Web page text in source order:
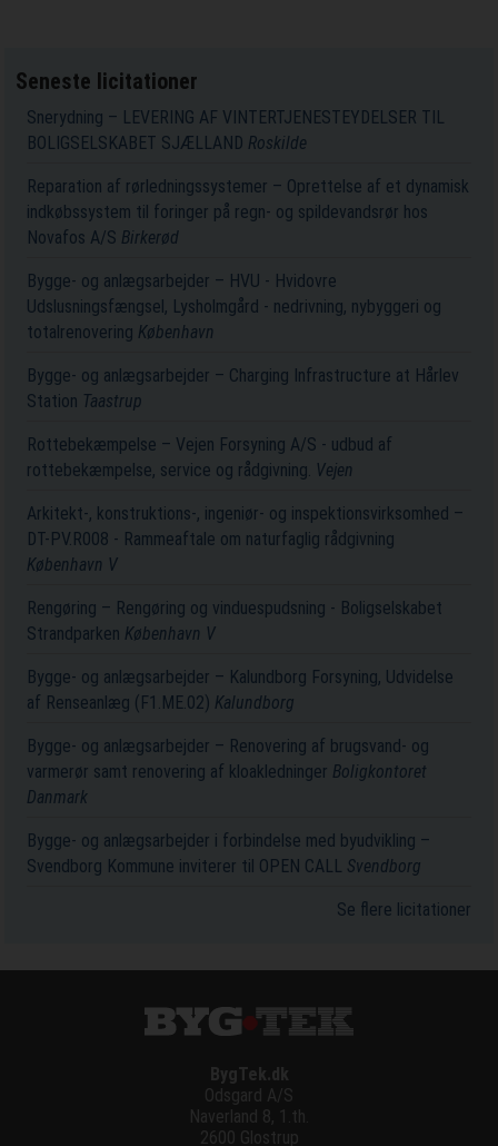
Seneste licitationer
Snerydning – LEVERING AF VINTERTJENESTEYDELSER TIL
BOLIGSELSKABET SJÆLLAND Roskilde
Reparation af rørledningssystemer – Oprettelse af et dynamisk
indkøbssystem til foringer på regn- og spildevandsrør hos
Novafos A/S Birkerød
Bygge- og anlægsarbejder – HVU - Hvidovre
Udslusningsfængsel, Lysholmgård - nedrivning, nybyggeri og
totalrenovering København
Bygge- og anlægsarbejder – Charging Infrastructure at Hårlev
Station Taastrup
Rottebekæmpelse – Vejen Forsyning A/S - udbud af
rottebekæmpelse, service og rådgivning. Vejen
Arkitekt-, konstruktions-, ingeniør- og inspektionsvirksomhed –
DT-PV.R008 - Rammeaftale om naturfaglig rådgivning
København V
Rengøring – Rengøring og vinduespudsning - Boligselskabet
Strandparken København V
Bygge- og anlægsarbejder – Kalundborg Forsyning, Udvidelse
af Renseanlæg (F1.ME.02) Kalundborg
Bygge- og anlægsarbejder – Renovering af brugsvand- og
varmerør samt renovering af kloakledninger Boligkontoret
Danmark
Bygge- og anlægsarbejder i forbindelse med byudvikling –
Svendborg Kommune inviterer til OPEN CALL Svendborg
Se flere licitationer
BygTek.dk
Odsgard A/S
Naverland 8, 1.th.
2600 Glostrup